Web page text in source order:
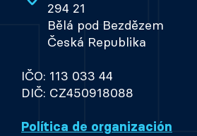
294 21
Bělá pod Bezdězem
Česká Republika
IČO: 113 033 44
DIČ: CZ450918088
Política de organización